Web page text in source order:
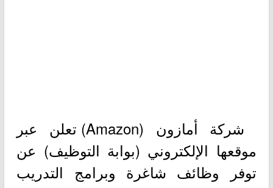
شركة أمازون (Amazon) تعلن عبر
موقعها الإلكتروني (بوابة التوظيف) عن
توفر وظائف شاغرة وبرامج التدريب